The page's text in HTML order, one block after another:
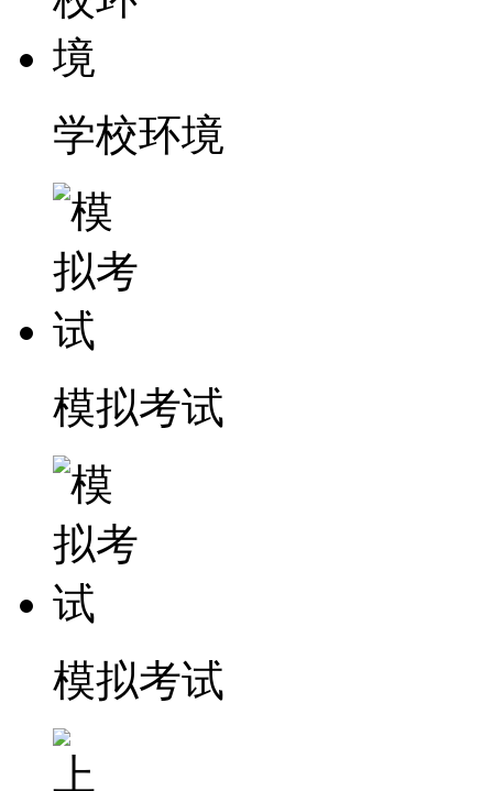
学校环境
模拟考试
模拟考试